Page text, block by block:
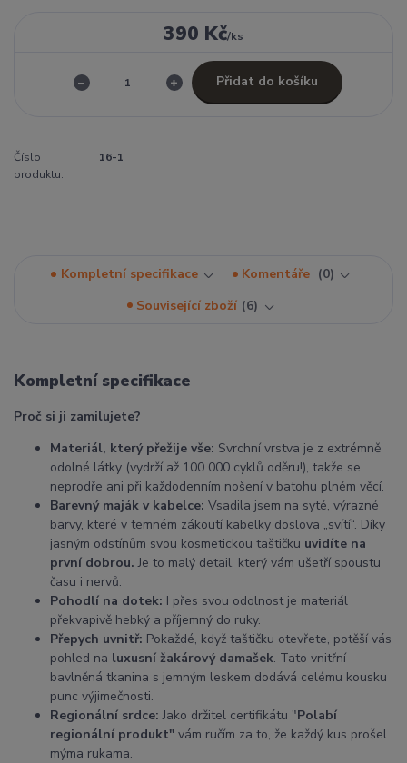
390 Kč/ks
Přidat do košíku
Číslo
produktu:
16-1
Kompletní specifikace Komentáře
0
Související zboží 6
Kompletní specifikace
Proč si ji zamilujete?
Materiál, který přežije vše: Svrchní vrstva je z extrémně
odolné látky (vydrží až 100 000 cyklů oděru!), takže se
neprodře ani při každodenním nošení v batohu plném věcí.
Barevný maják v kabelce: Vsadila jsem na syté, výrazné
barvy, které v temném zákoutí kabelky doslova „svítí“. Díky
jasným odstínům svou kosmetickou taštičku uvidíte na
první dobrou. Je to malý detail, který vám ušetří spoustu
času i nervů.
Pohodlí na dotek: I přes svou odolnost je materiál
překvapivě hebký a příjemný do ruky.
Přepych uvnitř: Pokaždé, když taštičku otevřete, potěší vás
pohled na luxusní žakárový damašek. Tato vnitřní
bavlněná tkanina s jemným leskem dodává celému kousku
punc výjimečnosti.
Regionální srdce: Jako držitel certifikátu "Polabí
regionální produkt" vám ručím za to, že každý kus prošel
mýma rukama.